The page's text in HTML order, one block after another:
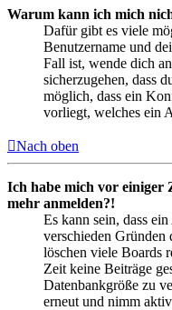
Warum kann ich mich
Dafür gibt es viele
Benutzername und
Fall ist, wende dich
sicherzugehen, dass
möglich, dass ein
vorliegt, welches ein
Nach oben
Ich habe mich vor einiger
mehr anmelden?!
Es kann sein, dass
verschieden Gründen
löschen viele Boards
Zeit keine Beiträge
Datenbankgröße zu
erneut und nimm